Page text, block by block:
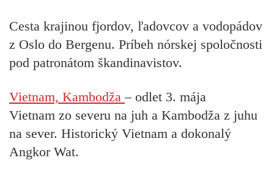
Cesta krajinou fjordov, ľadovcov a vodopádov
z Oslo do Bergenu. Príbeh nórskej spoločnosti
pod patronátom škandinavistov.
Vietnam, Kambodža– odlet 3. mája
Vietnam zo severu na juh a Kambodža z juhu
na sever. Historický Vietnam a dokonalý
Angkor Wat.